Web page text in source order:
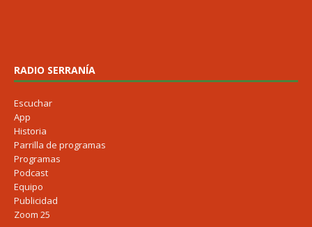
RADIO SERRANÍA
Escuchar
App
Historia
Parrilla de programas
Programas
Podcast
Equipo
Publicidad
Zoom 25